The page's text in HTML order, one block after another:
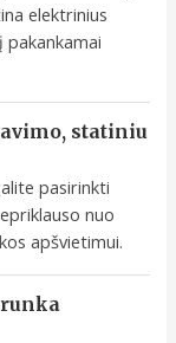
elektrinius
statiniu
pasirinkti
nuo
apšvietimui.